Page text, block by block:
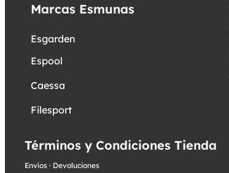
Marcas Esmunas
Esgarden
Espool
Caessa
Filesport
Términos y Condiciones Tienda
Envíos · Devoluciones